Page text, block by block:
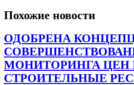
Похожие новости
ОДОБРЕНА
МОНИТОРИНГА ЦЕН
СТРОИТЕЛЬНЫЕ